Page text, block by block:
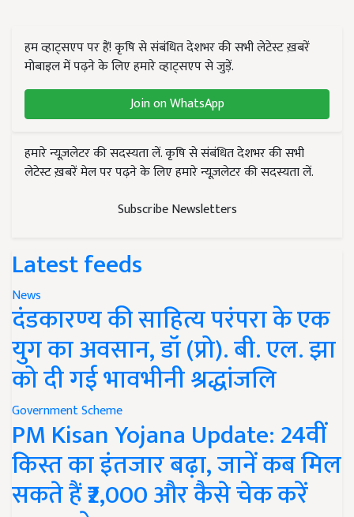
हम व्हाट्सएप पर हैं! कृषि से संबंधित देशभर की सभी लेटेस्ट ख़बरें
मोबाइल में पढ़ने के लिए हमारे व्हाट्सएप से जुड़ें.
Join on WhatsApp
हमारे न्यूज़लेटर की सदस्यता लें. कृषि से संबंधित देशभर की सभी
लेटेस्ट ख़बरें मेल पर पढ़ने के लिए हमारे न्यूज़लेटर की सदस्यता लें.
Subscribe Newsletters
Latest feeds
News
दंडकारण्य की साहित्य परंपरा के एक
युग का अवसान, डॉ (प्रो). बी. एल. झा
को दी गई भावभीनी श्रद्धांजलि
Government Scheme
PM Kisan Yojana Update: 24वीं
किस्त का इंतजार बढ़ा, जानें कब मिल
सकते हैं ₹2,000 और कैसे चेक करें